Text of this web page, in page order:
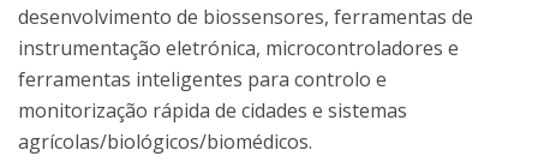
desenvolvimento de biossensores, ferramentas de
instrumentação eletrónica, microcontroladores e
ferramentas inteligentes para controlo e
monitorização rápida de cidades e sistemas
agrícolas/biológicos/biomédicos.